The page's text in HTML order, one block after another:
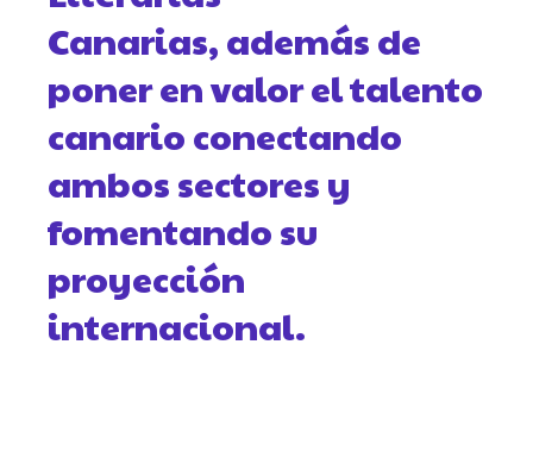
Canarias, además de
poner en valor el talento
canario conectando
ambos sectores y
fomentando su
proyección
internacional.